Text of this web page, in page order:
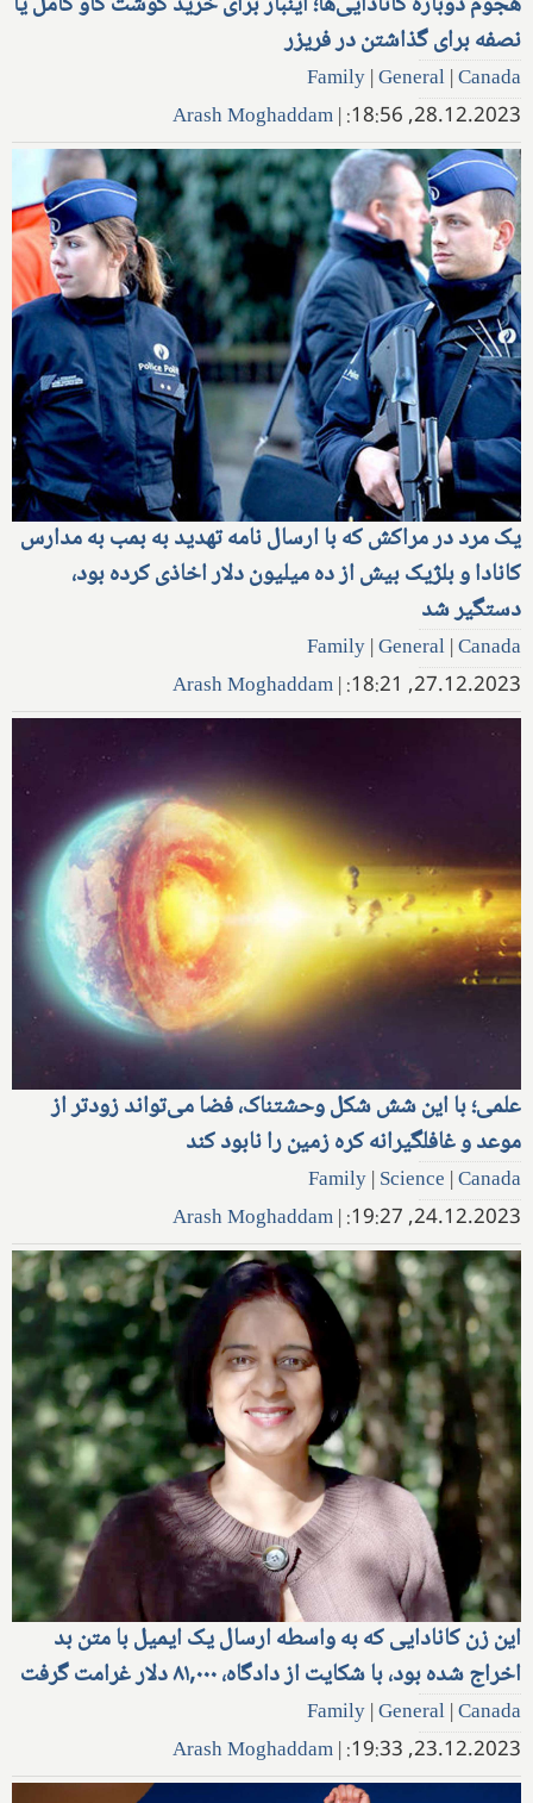
نصفه برای گذاشتن در فریزر
Family|General|Canada
28.12.2023, 18:56:
|
Arash Moghaddam
یک مرد در مراکش که با ارسال نامه تهدید به بمب به مدارس
کانادا و بلژیک بیش از ده میلیون دلار اخاذی کرده بود،
دستگیر شد
Family|General|Canada
27.12.2023, 18:21:
|
Arash Moghaddam
علمی؛ با این شش شکل وحشتناک، فضا می‌تواند زودتر از
موعد و غافلگیرانه کره زمین را نابود کند
Family|Science |Canada
24.12.2023, 19:27:
|
Arash Moghaddam
این زن کانادایی که به واسطه ارسال یک ایمیل با متن بد
اخراج شده بود، با شکایت از دادگاه، ۸۱,۰۰۰ دلار غرامت گرفت
Family|General|Canada
23.12.2023, 19:33:
|
Arash Moghaddam